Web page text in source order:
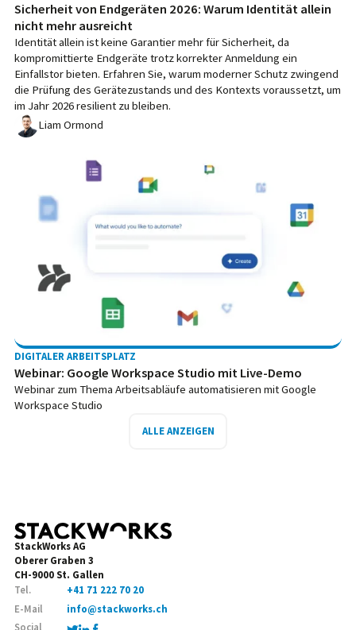
Sicherheit von Endgeräten 2026: Warum Identität allein
nicht mehr ausreicht
Identität allein ist keine Garantier mehr für Sicherheit, da
kompromittierte Endgeräte trotz korrekter Anmeldung ein
Einfallstor bieten. Erfahren Sie, warum moderner Schutz zwingend
die Prüfung des Gerätezustands und des Kontexts voraussetzt, um
im Jahr 2026 resilient zu bleiben.
Liam Ormond
DIGITALER ARBEITSPLATZ
Webinar: Google Workspace Studio mit Live-Demo
Webinar zum Thema Arbeitsabläufe automatisieren mit Google
Workspace Studio
ALLE ANZEIGEN
StackWorks AG
Oberer Graben 3
CH-9000 St. Gallen
Tel.
+41 71 222 70 20
E-Mail
info@stackworks.ch